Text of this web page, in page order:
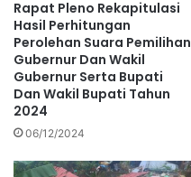
Rapat Pleno Rekapitulasi
Hasil Perhitungan
Perolehan Suara Pemilihan
Gubernur Dan Wakil
Gubernur Serta Bupati
Dan Wakil Bupati Tahun
2024
06/12/2024